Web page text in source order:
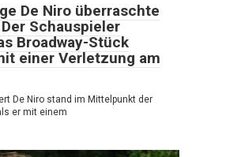
De Niro überraschte
Schauspieler
Broadway-Stück
einer Verletzung am
De Niro stand im Mittelpunkt der
er mit einem